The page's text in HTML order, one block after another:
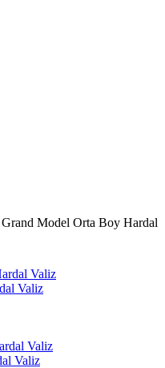
Model Orta Boy Hardal
Valiz
Valiz